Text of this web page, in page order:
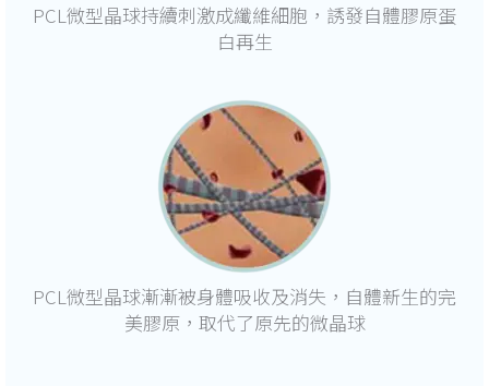
PCL微型晶球持續刺激成纖維細胞，誘發自體膠原蛋
白再生
PCL微型晶球漸漸被身體吸收及消失，自體新生的完
美膠原，取代了原先的微晶球